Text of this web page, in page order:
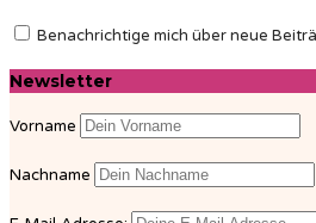
Benachrichtige mich über neue
Newsletter
Vorname
Nachname